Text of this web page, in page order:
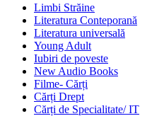
Limbi Străine
Literatura Conteporană
Literatura universală
Young Adult
Iubiri de poveste
New Audio Books
Filme- Cărți
Cărți Drept
Cărți de Specialitate/ IT